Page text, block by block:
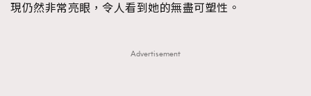
現仍然非常亮眼，令人看到她的無盡可塑性。
Advertisement